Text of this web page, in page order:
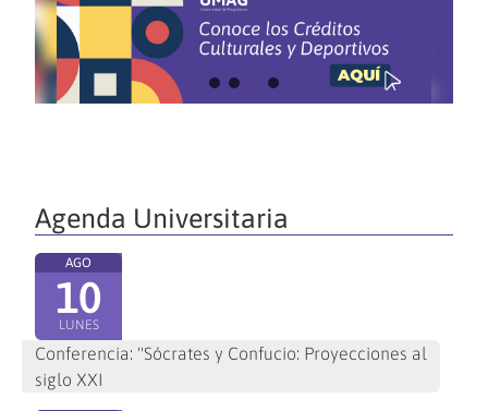
Agenda Universitaria
AGO
10
LUNES
Conferencia: "Sócrates y Confucio: Proyecciones al
siglo XXI